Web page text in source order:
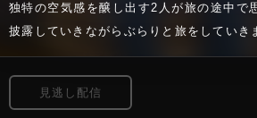
独特の空気感を醸し出す2人が旅の途中で
披露していきながらぶらりと旅をしていき
見逃し配信